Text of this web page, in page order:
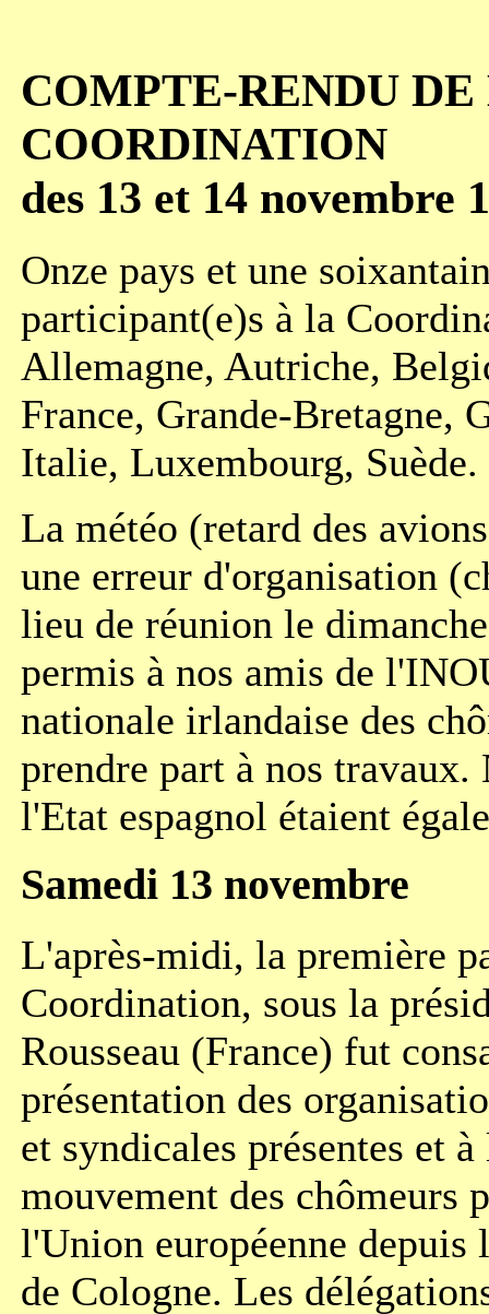
COMPTE-RENDU
COORDINATION
des 13 et 14 novembre
Onze pays et une
participant(e)s à la
Allemagne, Autriche,
France, Grande-Bretagne,
Italie, Luxembourg, Suède.
La météo (retard des
une erreur d'organisation
lieu de réunion le
permis à nos amis de
nationale irlandaise des
prendre part à nos travaux.
l'Etat espagnol étaient
Samedi 13 novembre
L'après-midi, la première
Coordination, sous la
Rousseau (France) fut
présentation des
et syndicales présentes et
mouvement des chômeurs
l'Union européenne
de Cologne. Les